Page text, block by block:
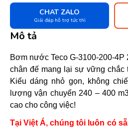
CHAT ZALO
Giải đáp hỗ trợ tức thì
Mô tả
Bơm nước Teco G-3100-200-4P
chân đế mang lại sự vững chắc
Kiểu dáng nhỏ gọn, không
lượng vận chuyển 240 – 400
cao cho công việc!
Tại Việt Á, chúng tôi luôn có